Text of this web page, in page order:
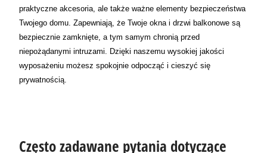
praktyczne akcesoria, ale także ważne elementy bezpieczeństwa
Twojego domu. Zapewniają, że Twoje okna i drzwi balkonowe są
bezpiecznie zamknięte, a tym samym chronią przed
niepożądanymi intruzami. Dzięki naszemu wysokiej jakości
wyposażeniu możesz spokojnie odpocząć i cieszyć się
prywatnością.
Często zadawane pytania dotyczące